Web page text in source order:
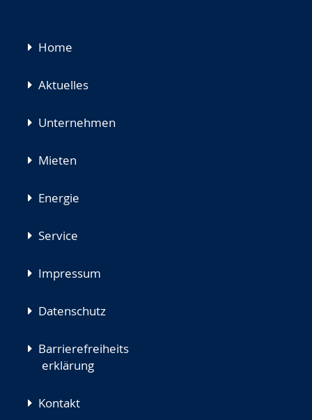
Navigation
Home
Aktuelles
Unternehmen
Mieten
Energie
Service
Impressum
Datenschutz
Barrierefreiheits
erklärung
Kontakt